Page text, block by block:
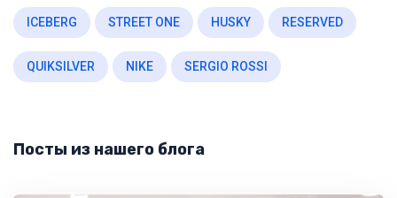
ICEBERG STREET ONE HUSKY RESERVED
QUIKSILVER NIKE SERGIO ROSSI
Посты из нашего блога